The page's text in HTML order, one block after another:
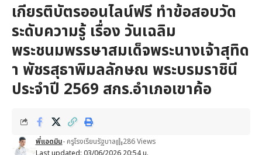
เกียรติบัตรออนไลน์ฟรี ทำข้อสอบวัด
ระดับความรู้ เรื่อง วันเฉลิม
พระชนมพรรษาสมเด็จพระนางเจ้าสุทิด
า พัชรสุธาพิมลลักษณ พระบรมราชินี
ประจำปี 2569 สกร.อำเภอเขาค้อ
พี่แอดมิน- ครูโรงเรียนรัฐบาล 286 Views